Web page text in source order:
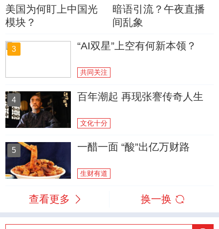
美国为何盯上中国光
模块？
暗语引流？午夜直播
间乱象
3 “AI双星”上空有何新本领？
共同关注
4 百年潮起 再现张謇传奇人生
文化十分
5 一醋一面 “酸”出亿万财路
生财有道
查看更多 换一换